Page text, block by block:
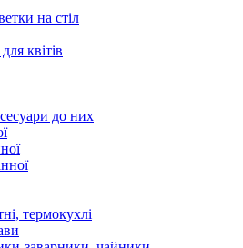
на стіл
квітів
до них
термокухлі